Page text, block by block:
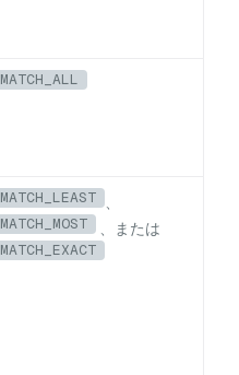
MATCH_ALL
MATCH_LEAST
MATCH_MOST 、または
MATCH_EXACT